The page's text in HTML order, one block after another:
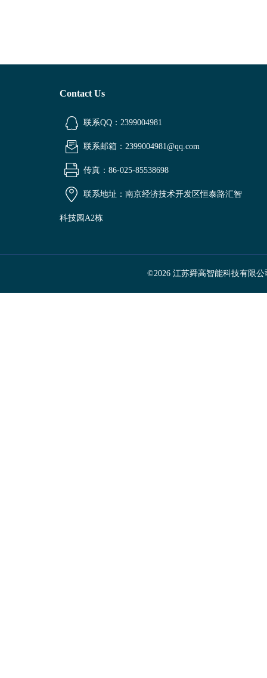
Contact Us
联系QQ：2399004981
联系邮箱：2399004981@qq.com
传真：86-025-85538698
联系地址：南京经济技术开发区恒泰路汇智
科技园A2栋
©2026 江苏舜高智能科技有限